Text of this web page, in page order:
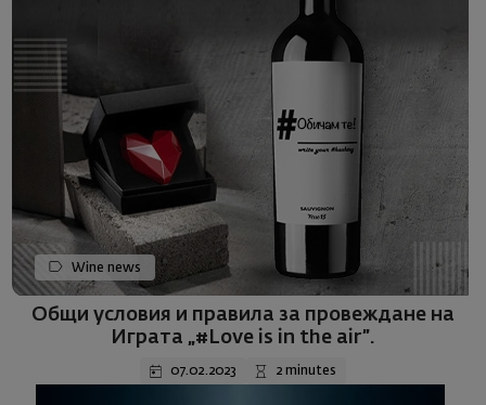
Wine news
Общи условия и правила за провеждане на
Играта „#Love is in the air”.
07.02.2023 2 minutes